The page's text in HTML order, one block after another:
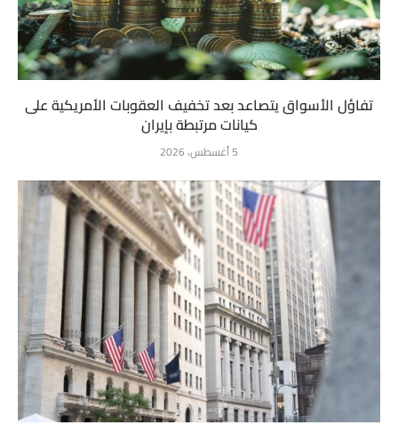
تفاؤل الأسواق يتصاعد بعد تخفيف العقوبات الأمريكية على
كيانات مرتبطة بإيران
5 أغسطس، 2026